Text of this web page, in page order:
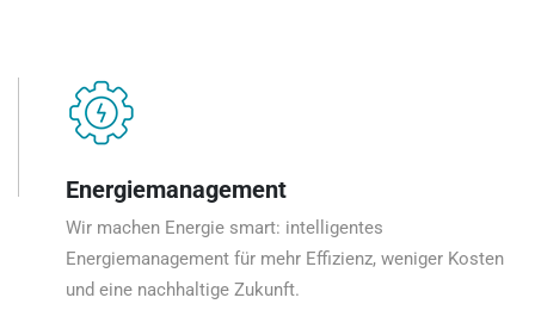
Energiemanagement
Wir machen Energie smart: intelligentes
Energiemanagement für mehr Effizienz, weniger Kosten
und eine nachhaltige Zukunft.